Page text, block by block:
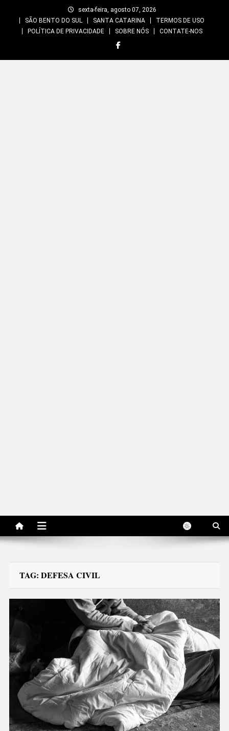
sexta-feira, agosto 07, 2026
SÃO BENTO DO SUL
SANTA CATARINA
TERMOS DE USO
POLÍTICA DE PRIVACIDADE
SOBRE NÓS CONTATE-NOS
TAG: DEFESA CIVIL